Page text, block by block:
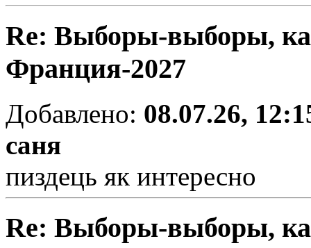
Re: Выборы-выборы,
Франция-2027
Добавлено: 08.07.26,
саня
пиздець як интересно
Re: Выборы-выборы,